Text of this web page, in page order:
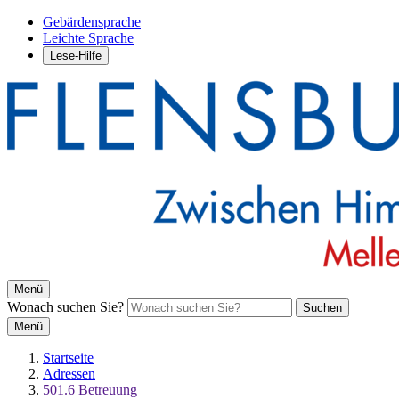
Gebärdensprache
Leichte Sprache
Lese-Hilfe
Menü
Wonach suchen Sie?
Suchen
Menü
Startseite
Adressen
501.6 Betreuung